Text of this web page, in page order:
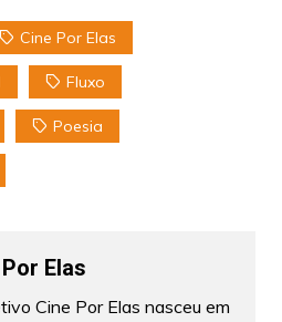
Cine Por Elas
Fluxo
Poesia
Elas
Cine Por Elas nasceu em